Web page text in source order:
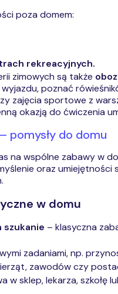
poza domem:
rekreacyjnych.
zimowych są także
poznać
zajęcia sportowe z
okazją do ćwiczenia
pomysły do domu
na wspólne zabawy w
oraz umiejętności
w domu
szukanie – klasyczna
zadaniami, np.
zawodów czy
w sklep, lekarza, szkołę